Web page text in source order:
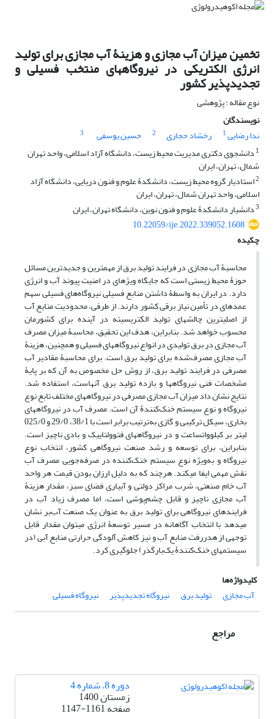
تخمین میزان آب مجازی و هزینۀ آب مجازی برای تولید
انرژی الکتریکی در نیروگاه‏های منتخب فسیلی و
تجدیدپذیر کشور
نوع مقاله : پژوهشی
نویسندگان
ندا رضایی1 رخشاد حجازی 2 حسین یوسفی
3
1 دانشجوی دکتری مدیریت محیط زیست، دانشگاه آزاد اسلامی، واحد تهران
شمال، تهران، ایران
2استادیار گروه محیط زیست، دانشکدۀ علوم و فنون دریایی، دانشگاه آزاد
اسلامی، واحد تهران شمال، تهران، ایران
3دانشیار دانشکدۀ علوم‏ و‏ فنون ‏نوین، دانشگاه ‏تهران، ایران
10.22059/ije.2022.339052.1608
چکیده
محاسبۀ آب مجازی در فرایند تولید برق از مهم‏ترین و جدیدترین مسائل
حوزۀ محیط زیستی است که جایگاه ویژه‏ای در امنیت پیوند آب و انرژی
دارد. در ایران به واسطۀ داشتن منابع فسیلی نیروگاه‌های فسیلی سهم
عمده‏ای در تأمین نیاز برقی کشور دارند. از طرفی، محدودیت منابع آب
از اصلی‏ترین چالش‏های تولید الکتریسیته در آینده برای کشورمان
محسوب خواهد شد. بنابراین، هدف این تحقیق، محاسبۀ میزان مصرف
آب مجازی در برق تولیدی در انواع نیروگاه‏های فسیلی و همچنین، هزینۀ
آب مجازی مصرف‌شده برای تولید برق است. برای محاسبۀ مقادیر آب
مصرفی در فرایند تولید برق، از روش حل مخصوص به آن که بر پایۀ
مشخصات فنی نیروگاه‏ها و بازده تولید برق آنهاست، استفاده شد.
نتایج نشان داد میزان آب مجازی مصرفی در نیروگاه‏های مختلف تابع نوع
نیروگاه و نوع سیستم خنک‌کنندۀ آن است. مصرف آب در نیروگاه‏های
بخاری، سیکل ترکیبی و گازی به‌ترتیب برابر است با 38/1، 29/0 و 025/0
لیتر بر کیلووات‏ساعت و در نیروگاه‏های فتوولتاییک و بادی ناچیز است.
بنابراین، برای توسعه و رشد صنعت نیروگاهی کشور، انتخاب نوع
نیروگاه و به‌ویژه نوع سیستم خنک‌کننده در صرفه‌جویی مصرف آب
نقش مهمی ایفا می‏کند. هرچند که به دلیل ارزان بودن قیمت هر واحد
آب خام صنعتی، شرب مراکز دولتی و آبیاری فضای سبز، مقدار هزینۀ
آب مجازی ناچیز و قابل چشم‌پوشی است، اما مصرف زیاد آب در
فرایند‏های نیروگاهی برای تولید برق به عنوان یک صنعت آب‌بر نشان
می‏دهد با انتخاب آگاهانه در مسیر توسعۀ انرژی می‏توان مقدار قابل
توجهی از هدررفت منابع آب و نیز کاهش آلودگی حرارتی منابع آبی (در
سیستم‏های خنک‌کنندۀ یک‌بارگذر) جلوگیری کرد.
کلیدواژه‌ها
آب مجازی
تولید برق نیروگاه تجدیدپذیر نیروگاه فسیلی
مراجع
دوره 8، شماره 4
زمستان 1400
صفحه1147-1161